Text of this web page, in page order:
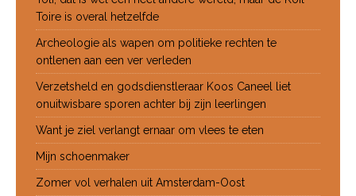
Toire is overal hetzelfde
Archeologie als wapen om politieke rechten te
ontlenen aan een ver verleden
Verzetsheld en godsdienstleraar Koos Caneel liet
onuitwisbare sporen achter bij zijn leerlingen
Want je ziel verlangt ernaar om vlees te eten
Mijn schoenmaker
Zomer vol verhalen uit Amsterdam-Oost